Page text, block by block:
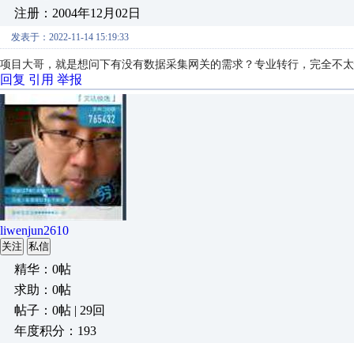
注册：2004年12月02日
发表于：2022-11-14 15:19:33
项目大哥，就是想问下有没有数据采集网关的需求？专业转行，完全不
回复 引用 举报
liwenjun2610
关注 私信
精华：0帖
求助：0帖
帖子：0帖 | 29回
年度积分：193